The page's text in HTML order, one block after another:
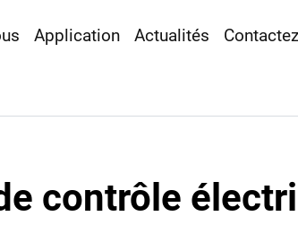
Application Actualités
contrôle